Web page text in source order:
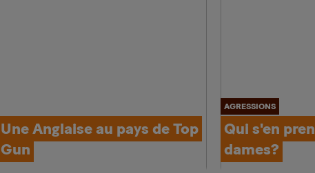
Une Anglaise au pays de Top
Gun
AGRESSIONS
Qui s'en
dames?